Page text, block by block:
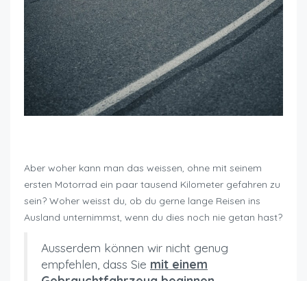
Aber woher kann man das weissen, ohne mit seinem
ersten Motorrad ein paar tausend Kilometer gefahren zu
sein? Woher weisst du, ob du gerne lange Reisen ins
Ausland unternimmst, wenn du dies noch nie getan hast?
Ausserdem können wir nicht genug
empfehlen, dass Sie mit einem